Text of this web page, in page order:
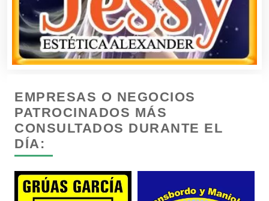
Cámaras de Comercio
Camiones para Fletes
Cancelería de Aluminio
Carnicerías
EMPRESAS O NEGOCIOS
PATROCINADOS MÁS
CONSULTADOS DURANTE EL
DÍA: